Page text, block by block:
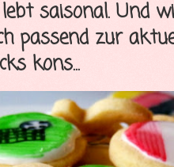
saisonal. Und
passend zur
kons...